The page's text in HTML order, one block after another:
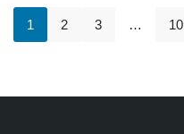
1 2 3 … 10